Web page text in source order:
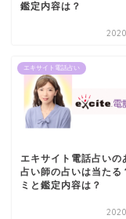
鑑定内容は？
エキサイト電話占い
エキサイト電話占いの
占い師の占いは当たる
ミと鑑定内容は？